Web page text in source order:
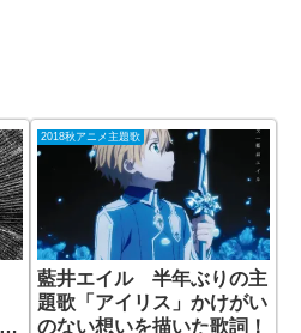
2018秋アニメ主題歌
藍井エイル 半年ぶりの主
題歌「アイリス」かけがい
のない想いを描いた歌詞！